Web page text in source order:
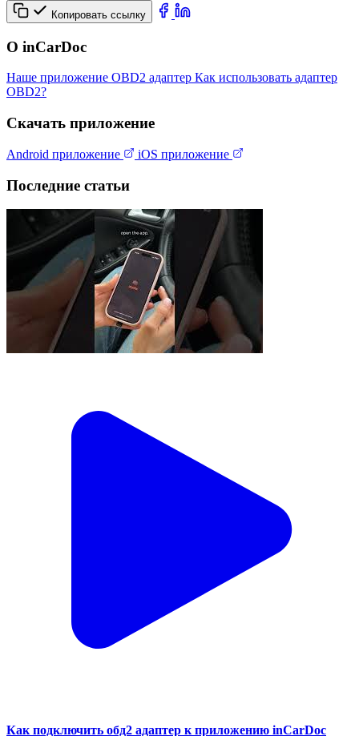
Копировать ссылку
О inCarDoc
Наше приложение OBD2 адаптер Как использовать адаптер
OBD2?
Скачать приложение
Android приложение iOS приложение
Последние статьи
Как подключить обд2 адаптер к приложению inCarDoc